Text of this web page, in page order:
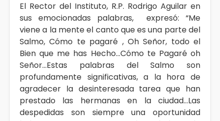
El Rector del Instituto, R.P. Rodrigo Aguilar en
sus emocionadas palabras, expresó: “Me
viene a la mente el canto que es una parte del
Salmo, Cómo te pagaré , Oh Señor, todo el
Bien que me has Hecho…Cómo te Pagaré oh
Señor…Estas palabras del Salmo son
profundamente significativas, a la hora de
agradecer la desinteresada tarea que han
prestado las hermanas en la ciudad…Las
despedidas son siempre una oportunidad